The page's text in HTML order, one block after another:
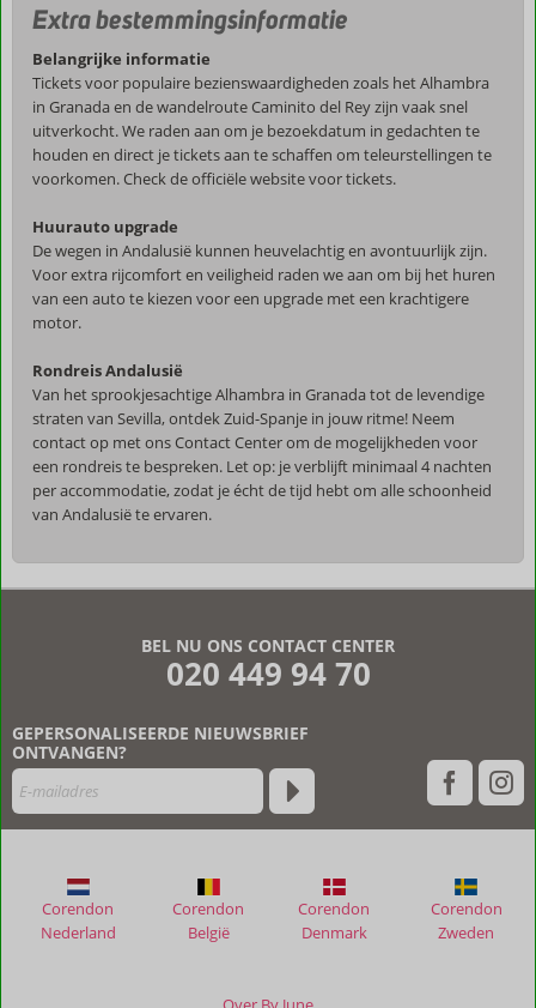
Extra bestemmingsinformatie
Belangrijke informatie
Tickets voor populaire bezienswaardigheden zoals het Alhambra
in Granada en de wandelroute Caminito del Rey zijn vaak snel
uitverkocht. We raden aan om je bezoekdatum in gedachten te
houden en direct je tickets aan te schaffen om teleurstellingen te
voorkomen. Check de officiële website voor tickets.
Huurauto upgrade
De wegen in Andalusië kunnen heuvelachtig en avontuurlijk zijn.
Voor extra rijcomfort en veiligheid raden we aan om bij het huren
van een auto te kiezen voor een upgrade met een krachtigere
motor.
Rondreis Andalusië
Van het sprookjesachtige Alhambra in Granada tot de levendige
straten van Sevilla, ontdek Zuid-Spanje in jouw ritme! Neem
contact op met ons Contact Center om de mogelijkheden voor
een rondreis te bespreken. Let op: je verblijft minimaal 4 nachten
per accommodatie, zodat je écht de tijd hebt om alle schoonheid
van Andalusië te ervaren.
na
hun
verblijf
in
Burro
BEL NU ONS CONTACT CENTER
020 449 94 70
GEPERSONALISEERDE NIEUWSBRIEF
ONTVANGEN?
Corendon
Nederland
Corendon
België
Corendon
Denmark
Corendon
Zweden